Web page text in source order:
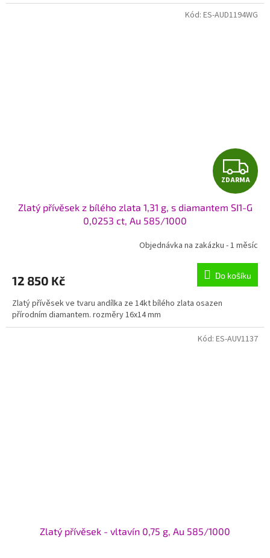
Z
D
A
R
M
A
ZDARMA
Zlatý přívěsek z bílého zlata 1,31 g, s diamantem SI1-G
0,0253 ct, Au 585/1000
Objednávka na zakázku - 1 měsíc
12 850 Kč Do košíku
Zlatý přívěsek ve tvaru andílka ze 14kt bílého zlata osazen
přírodním diamantem. rozměry 16x14 mm
Kód: ES-AUD1194WG
Zlatý přívěsek - vltavín 0,75 g, Au 585/1000
Kód: ES-AUV1137